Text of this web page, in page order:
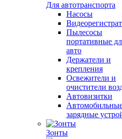
Для автотранспорта
Насосы
Пылесосы
портативные
авто
Держатели и
крепления
Освежители и
очистители
Автовизитки
зарядные
Зонты